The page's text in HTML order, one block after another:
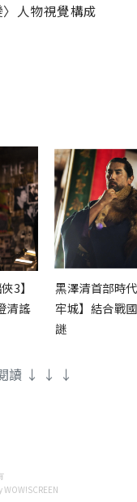
人物視覺構成
3】
清謠
黑澤清首部時
牢城】結合戰
謎
讀 ↓ ↓ ↓